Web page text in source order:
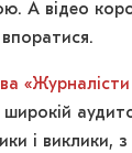
А відео
і виклики,